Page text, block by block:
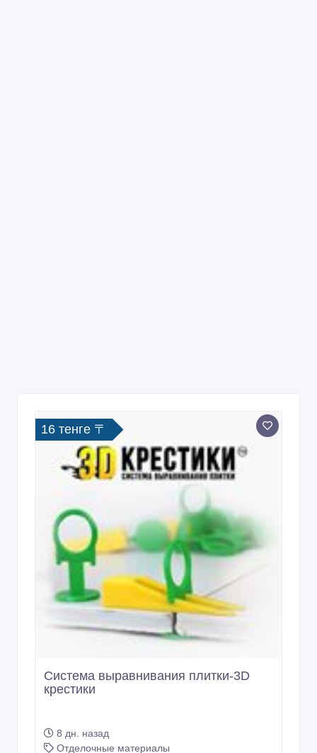
16 тенге 〒
Система выравнивания плитки-3D
крестики
8 дн. назад
Отделочные материалы